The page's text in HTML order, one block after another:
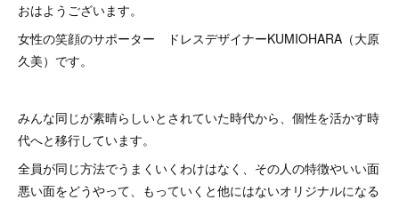
おはようございます。
女性の笑顔のサポーター ドレスデザイナーKUMIOHARA（大原
久美）です。
みんな同じが素晴らしいとされていた時代から、個性を活かす時
代へと移行しています。
全員が同じ方法でうまくいくわけはなく、その人の特徴やいい面
悪い面をどうやって、もっていくと他にはないオリジナルになる